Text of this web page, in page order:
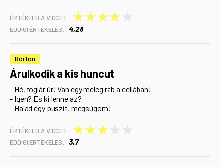
ÉRTÉKELD A VICCET: ★
★
★
★
EDDIGI ÉRTÉKELÉS: 4,28
Börtön
Árulkodik a kis huncut
- Hé, foglár úr! Van egy meleg rab a cellában!
- Igen? És ki lenne az?
- Ha ad egy puszit, megsúgom!
ÉRTÉKELD A VICCET: ★
★
★
EDDIGI ÉRTÉKELÉS: 3,7